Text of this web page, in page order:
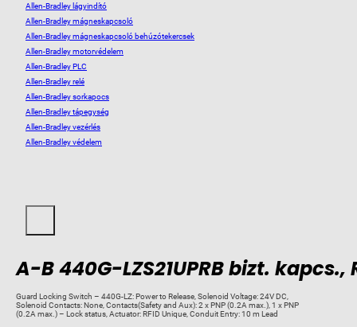
Allen-Bradley lágyindító
Allen-Bradley mágneskapcsoló
Allen-Bradley mágneskapcsoló behúzótekercsek
Allen-Bradley motorvédelem
Allen-Bradley PLC
Allen-Bradley relé
Allen-Bradley sorkapocs
Allen-Bradley tápegység
Allen-Bradley vezérlés
Allen-Bradley védelem
A-B 440G-LZS21UPRB bizt. kapcs.,
Guard Locking Switch – 440G-LZ: Power to Release, Solenoid Voltage: 24V DC,
Solenoid Contacts: None, Contacts(Safety and Aux): 2 x PNP (0.2A max.), 1 x PNP
(0.2A max.) – Lock status, Actuator: RFID Unique, Conduit Entry: 10 m Lead